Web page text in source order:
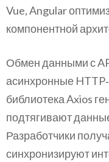
Vue, Angular
компонентной
Обмен данными с
асинхронные
библиотека Axios
подтягивают
Разработчики
синхронизируют